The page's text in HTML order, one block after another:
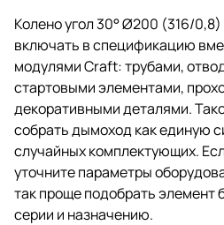
Колено угол 30° Ø200 (316/
включать в спецификацию
модулями Craft: трубами,
стартовыми элементами,
декоративными деталями.
собрать дымоход как единую
случайных комплектующих.
уточните параметры
так проще подобрать элемент
серии и назначению.